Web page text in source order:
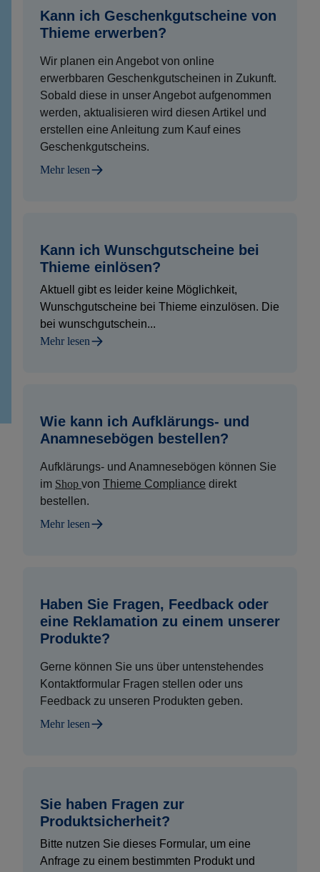
Kann ich Geschenkgutscheine von
Thieme erwerben?
Wir planen ein Angebot von online
erwerbbaren Geschenkgutscheinen in Zukunft.
Sobald diese in unser Angebot aufgenommen
werden, aktualisieren wird diesen Artikel und
erstellen eine Anleitung zum Kauf eines
Geschenkgutscheins.
Mehr lesen
Kann ich Wunschgutscheine bei
Thieme einlösen?
Aktuell gibt es leider keine Möglichkeit,
Wunschgutscheine bei Thieme einzulösen. Die
bei wunschgutschein...
Mehr lesen
Wie kann ich Aufklärungs- und
Anamnesebögen bestellen?
Aufklärungs- und Anamnesebögen können Sie
im Shop von Thieme Compliance direkt
bestellen.
Mehr lesen
Haben Sie Fragen, Feedback oder
eine Reklamation zu einem unserer
Produkte?
Gerne können Sie uns über untenstehendes
Kontaktformular Fragen stellen oder uns
Feedback zu unseren Produkten geben.
Mehr lesen
Sie haben Fragen zur
Produktsicherheit?
Bitte nutzen Sie dieses Formular, um eine
Anfrage zu einem bestimmten Produkt und